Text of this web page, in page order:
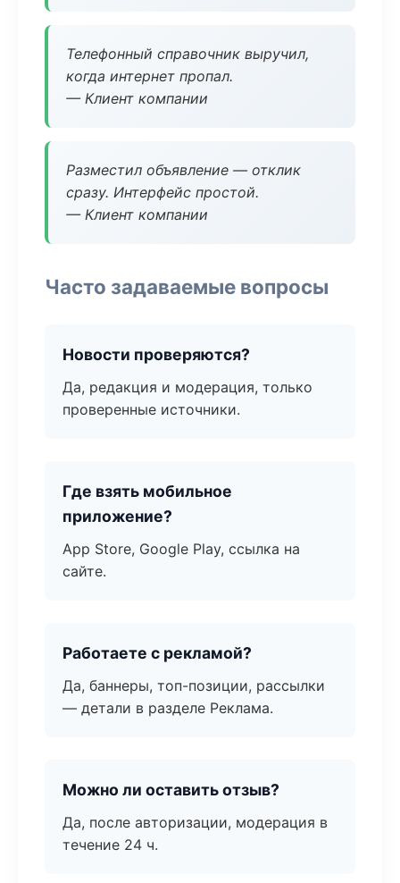
Телефонный справочник выручил,
когда интернет пропал.
— Клиент компании
Разместил объявление — отклик
сразу. Интерфейс простой.
— Клиент компании
Часто задаваемые вопросы
Новости проверяются?
Да, редакция и модерация, только
проверенные источники.
Где взять мобильное
приложение?
App Store, Google Play, ссылка на
сайте.
Работаете с рекламой?
Да, баннеры, топ-позиции, рассылки
— детали в разделе Реклама.
Можно ли оставить отзыв?
Да, после авторизации, модерация в
течение 24 ч.